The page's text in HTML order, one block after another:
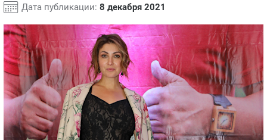
Дата публикации: 8 декабря 2021